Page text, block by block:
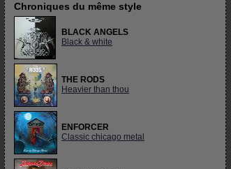
Chroniques du même style
BLACK ANGELS
Black & white
THE RODS
Heavier than thou
ENFORCER
Classic chicago metal